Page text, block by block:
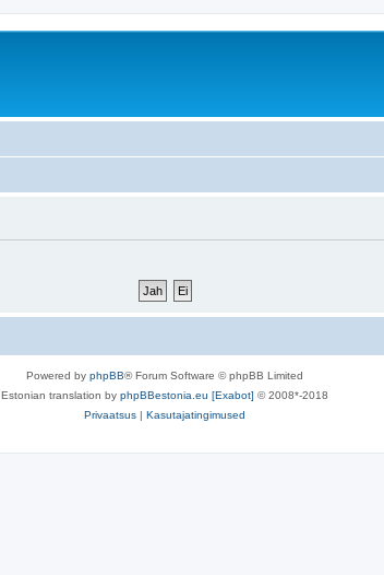
Powered by phpBB® Forum Software © phpBB Limited
Estonian translation by phpBBestonia.eu [Exabot] © 2008*-2018
Privaatsus | Kasutajatingimused